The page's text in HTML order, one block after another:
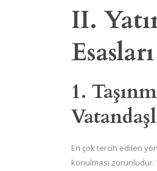
II.
Esasları
1.
En çok tercih edilen
konulması